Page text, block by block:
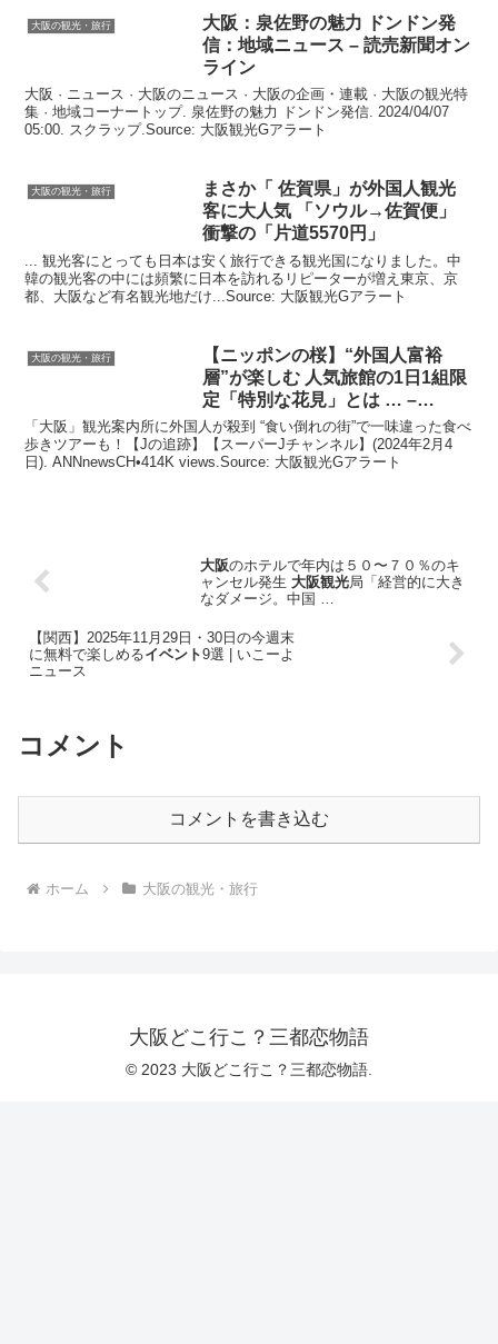
大阪の観光・旅行 大阪 ：泉佐野の魅力 ドンドン発
信：地域ニュース – 読売新聞オン
ライン
大阪 · ニュース · 大阪のニュース · 大阪の企画・連載 · 大阪の観光特
集 · 地域コーナートップ. 泉佐野の魅力 ドンドン発信. 2024/04/07
05:00. スクラップ.Source: 大阪観光Gアラート
大阪の観光・旅行 まさか「 佐賀県」が外国人観光
客に大人気 「ソウル→佐賀便」
衝撃の「片道5570円」
... 観光客にとっても日本は安く旅行できる観光国になりました。中
韓の観光客の中には頻繁に日本を訪れるリピーターが増え東京、京
都、大阪など有名観光地だけ...Source: 大阪観光Gアラート
大阪の観光・旅行
【ニッポンの桜】“外国人富裕
層”が楽しむ 人気旅館の1日1組限
定「特別な花見」とは … –
YouTube
「大阪」観光案内所に外国人が殺到 “食い倒れの街”で一味違った食べ
歩きツアーも！【Jの追跡】【スーパーJチャンネル】(2024年2月4
日). ANNnewsCH•414K views.Source: 大阪観光Gアラート
大阪のホテルで年内は５０〜７０％のキ
ャンセル発生 大阪観光局「経営的に大き
なダメージ。中国 …
【関西】2025年11月29日・30日の今週末
に無料で楽しめるイベント9選 | いこーよ
ニュース
コメント
コメントを書き込む
ホーム 大阪の観光・旅行
大阪どこ行こ？三都恋物語
© 2023 大阪どこ行こ？三都恋物語.